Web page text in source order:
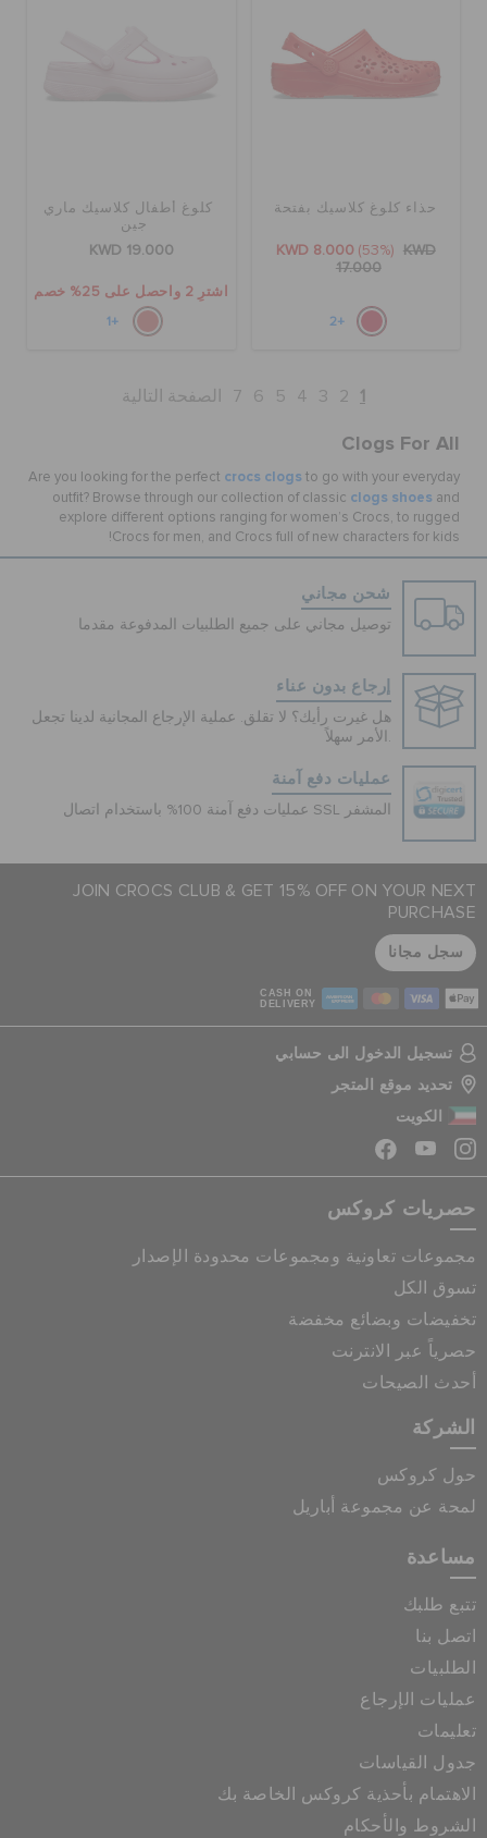
حذاء كلوغ كلاسيك بفتحة
KWD 8.000 (53%)
KWD
17.000
+2
كلوغ أطفال كلاسيك ماري
جين
KWD 19.000
اشترِ 2 واحصل على 25% خصم
+1
1
2
3
4
5
6
7 الصفحة التالية
Clogs For All
Are you looking for the perfect crocs clogs to go with your everyday
outfit? Browse through our collection of classic clogs shoes and
explore different options ranging for women’s Crocs, to rugged
Crocs for men, and Crocs full of new characters for kids!
شحن مجاني
توصيل مجاني على جميع الطلبيات المدفوعة مقدما
إرجاع بدون عناء
هل غيرت رأيك؟ لا تقلق. عملية الإرجاع المجانية لدينا تجعل
عمليات دفع آمنة
عمليات دفع آمنة 100% باستخدام اتصال SSL المشفر
JOIN CROCS CLUB & GET 15% OFF ON YOUR NEXT
PURCHASE
سجل مجانا
CASH ON
DELIVERY
تسجيل الدخول الى حسابي
تحديد موقع المتجر
الكويت
حصريات كروكس
مجموعات تعاونية ومجموعات محدودة الإصدار
تسوق الكل
تخفيضات وبضائع مخفضة
حصرياً عبر الانترنت
أحدث الصيحات
الشركة
حول كروكس
لمحة عن مجموعة أباريل
مساعدة
تتبع طلبك
اتصل بنا
الطلبيات
عمليات الإرجاع
تعليمات
جدول القياسات
الاهتمام بأحذية كروكس الخاصة بك
الشروط والأحكام